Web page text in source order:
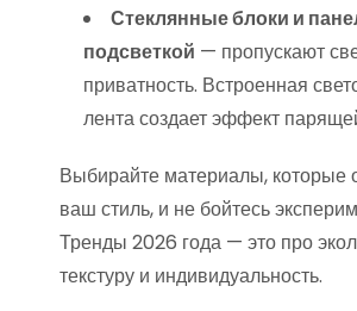
Стеклянные блоки и
подсветкой — пропускают
приватность. Встроенная
лента создает эффект
Выбирайте материалы, которые
ваш стиль, и не бойтесь
Тренды 2026 года — это про
текстуру и индивидуальность.